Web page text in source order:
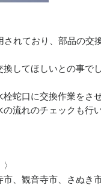
れており、部品の交
してほしいとの事でし
蛇口に交換作業をさ
流れのチェックも行
、観音寺市、さぬき